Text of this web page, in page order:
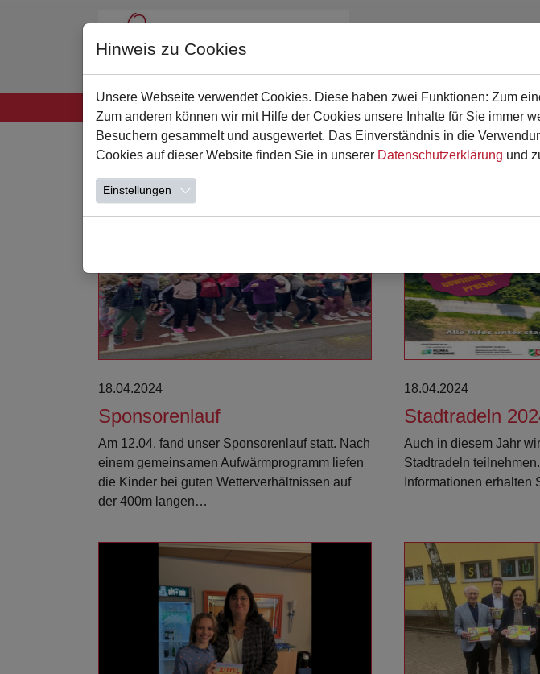
Zum Hauptinhalt springen
18.04.2024
Sponsorenlauf
Am 12.04. fand unser Sponsorenlauf statt. Nach
einem gemeinsamen Aufwärmprogramm liefen
die Kinder bei guten Wetterverhältnissen auf
der 400m langen…
18.04.2024
Stadtradeln
Auch in diesem Jahr
Stadtradeln
Informationen erhalten
Weiterlesen
Hinweis zu Cookies
Unsere Webseite verwendet Cookies. Diese haben zwei Funktionen: Zum
Zum anderen können wir mit Hilfe der Cookies unsere Inhalte für Sie immer
Besuchern gesammelt und ausgewertet. Das Einverständnis in die
Cookies auf dieser Website finden Sie in unserer Datenschutzerklärung und
Einstellungen